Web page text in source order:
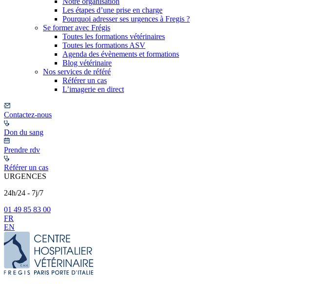
Les étapes d’une prise en charge
Pourquoi adresser ses urgences à Fregis ?
Se former avec Frégis
Toutes les formations vétérinaires
Toutes les formations ASV
Agenda des évènements et formations
Blog vétérinaire
Nos services de référé
Référer un cas
L’imagerie en direct
Contactez-nous
Don du sang
Prendre rdv
Référer un cas
URGENCES
24h/24 - 7j/7
01 49 85 83 00
FR
EN